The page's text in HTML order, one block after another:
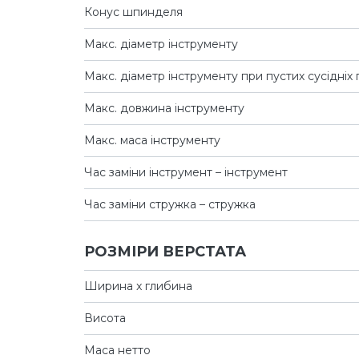
Конус шпинделя
Макс. діаметр інструменту
Макс. діаметр інструменту при пустих сусідніх
Макс. довжина інструменту
Макс. маса інструменту
Час заміни інструмент – інструмент
Час заміни стружка – стружка
РОЗМІРИ ВЕРСТАТА
Ширина x глибина
Висота
Маса нетто